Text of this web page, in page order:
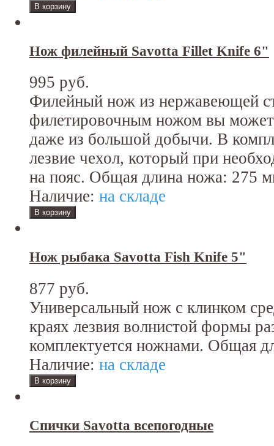
Нож филейный Savotta Fillet Knife 6"
995 руб.
Филейный нож из нержавеющей
филетировочным ножом вы
даже из большой добычи. В
лезвие чехол, который при
на пояс. Общая длина ножа: 275
Наличие: на складе
Нож рыбака Savotta Fish Knife 5"
877 руб.
Универсальный нож с клинком
краях лезвия волнистой формы
комплектуется ножнами. Общая
Наличие: на складе
Спички Savotta всепогодные